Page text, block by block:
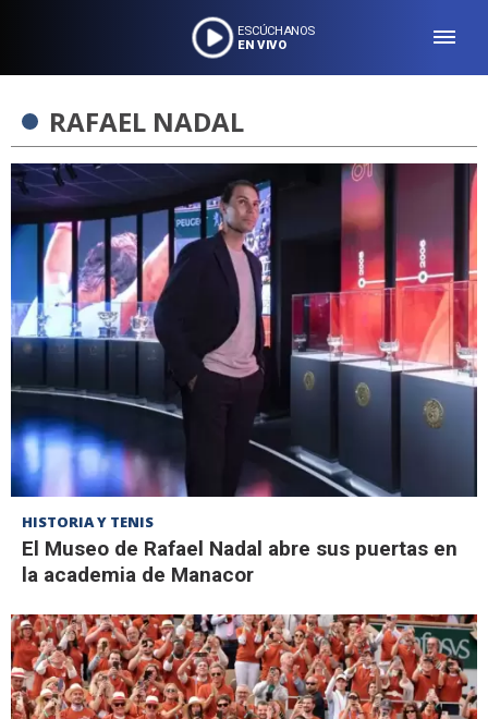
ESCÚCHANOS
EN VIVO
RAFAEL NADAL
HISTORIA Y TENIS
El Museo de Rafael Nadal abre sus puertas en
la academia de Manacor